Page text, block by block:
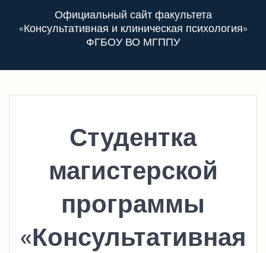
Официальный сайт факультета
«Консультативная и клиническая психология»
ФГБОУ ВО МГППУ
Студентка
магистерской
программы
«Консультативная